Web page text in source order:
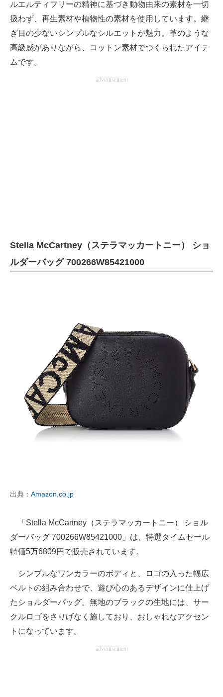
ルエルティフリーの精神に基づき動物由来の素材を一切
扱わず、再生素材や植物性の素材を使用しています。継
ぎ目の少ないシンプルなシルエットが魅力。革のような
高級感がありながら、コットン素材でつくられたアイテ
ムです。
advertisement
Stella McCartney（ステラマッカートニー） ショ
ルダーバッグ 700266W85421000
出典： Amazon.co.jp
「Stella McCartney（ステラマッカートニー） ショル
ダーバッグ 700266W85421000」は、特選タイムセール
特価5万6809円で販売されています。
シンプルなワンカラーのボディと、ロゴの入った幅広
ベルトの組み合わせで、遊び心のあるデザインに仕上げ
たショルダーバッグ。無地のブラックの生地には、サー
クルロゴをさりげなく施しており、おしゃれなアクセン
トになっています。
advertisement